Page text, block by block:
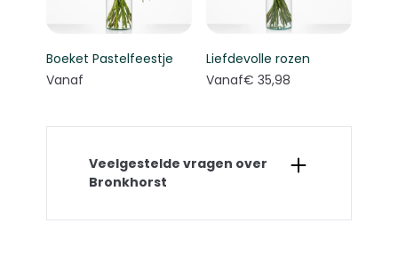
Boeket Pastelfeestje
Vanaf
Liefdevolle rozen
Vanaf€ 35,98
Veelgestelde vragen over
Bronkhorst